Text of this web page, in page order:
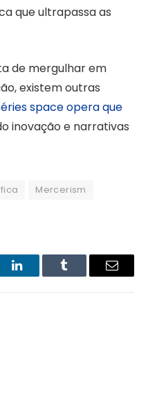
que ultrapassa as
de mergulhar em
existem outras
space opera que
inovação e narrativas
Mercerism
LinkedInTumblr Email